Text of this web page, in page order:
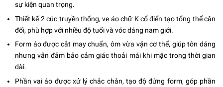
sự kiện quan trọng.
Thiết kế 2 cúc truyền thống, ve áo chữ K cổ điển tạo tổng thể cân
đối, phù hợp với nhiều độ tuổi và vóc dáng nam giới.
Form áo được cắt may chuẩn, ôm vừa vặn cơ thể, giúp tôn dáng
nhưng vẫn đảm bảo cảm giác thoải mái khi mặc trong thời gian
dài.
Phần vai áo được xử lý chắc chắn, tạo độ đứng form, góp phần